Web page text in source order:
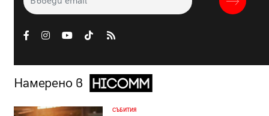
Намерено в
СЪБИТИЯ